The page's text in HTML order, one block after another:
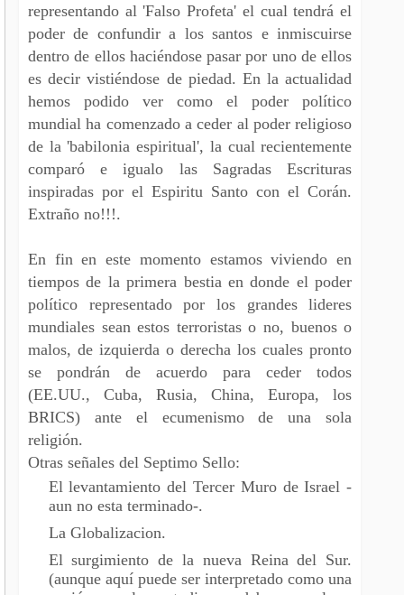
representando al 'Falso Profeta' el cual tendrá el
poder de confundir a los santos e inmiscuirse
dentro de ellos haciéndose pasar por uno de ellos
es decir vistiéndose de piedad. En la actualidad
hemos podido ver como el poder político
mundial ha comenzado a ceder al poder religioso
de la 'babilonia espiritual', la cual recientemente
comparó e igualo las Sagradas Escrituras
inspiradas por el Espiritu Santo con el Corán.
Extraño no!!!.
En fin en este momento estamos viviendo en
tiempos de la primera bestia en donde el poder
político representado por los grandes lideres
mundiales sean estos terroristas o no, buenos o
malos, de izquierda o derecha los cuales pronto
se pondrán de acuerdo para ceder todos
(EE.UU., Cuba, Rusia, China, Europa, los
BRICS) ante el ecumenismo de una sola
religión.
Otras señales del Septimo Sello:
El levantamiento del Tercer Muro de Israel -
aun no esta terminado-.
La Globalizacion.
El surgimiento de la nueva Reina del Sur.
(aunque aquí puede ser interpretado como una